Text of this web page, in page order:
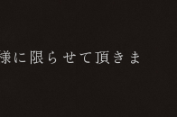
に限らせて頂きま